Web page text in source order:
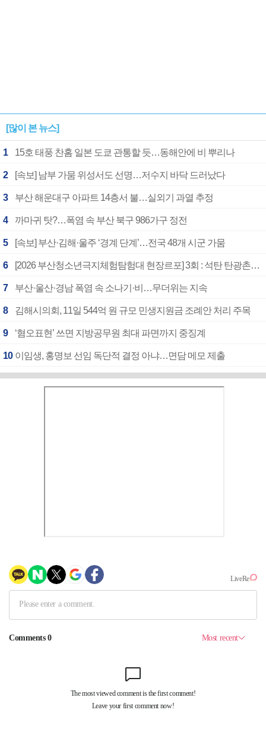
[많이 본 뉴스]
1 15호 태풍 찬홈 일본 도쿄 관통할 듯…동해안에 비 뿌리나
2 [속보] 남부 가뭄 위성서도 선명…저수지 바닥 드러났다
3 부산 해운대구 아파트 14층서 불…실외기 과열 추정
4 까마귀 탓?…폭염 속 부산 북구 986가구 정전
5 [속보] 부산·김해·울주 ‘경계 단계’…전국 48개 시군 가뭄
6 [2026 부산청소년극지체험탐험대 현장르포] 3회 : 석탄 탄광촌에서 북극 연구의 중심지로
7 부산·울산·경남 폭염 속 소나기·비…무더위는 지속
8 김해시의회, 11일 544억 원 규모 민생지원금 조례안 처리 주목
9 ‘혐오표현’ 쓰면 지방공무원 최대 파면까지 중징계
10 이임생, 홍명보 선임 독단적 결정 아냐…면담 메모 제출